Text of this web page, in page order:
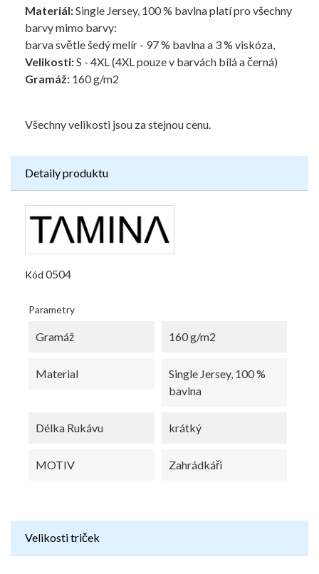
Materiál:Single Jersey, 100 % bavlna platí pro všechny
barvy mimo barvy:
barva světle šedý melír - 97 % bavlna a 3 % viskóza,
Velikosti:S - 4XL (4XL pouze v barvách bílá a černá)
Gramáž: 160 g/m2
Všechny velikosti jsou za stejnou cenu.
Detaily produktu
Kód 0504
Parametry
Gramáž 160 g/m2
Material
Single Jersey, 100 %
bavlna
Délka Rukávu krátký
MOTIV Zahrádkáři
Velikosti triček